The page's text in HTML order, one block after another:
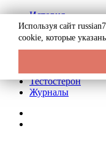
История
Биография
Криминал
Реклама на сайте
Тестостерон
Журналы
Используя сайт
cookie, которые